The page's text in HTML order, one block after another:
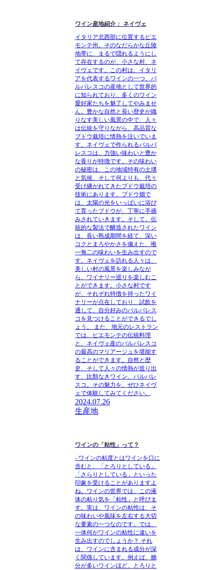
ワイン産地紹介： ネイヴェ
イタリア北西部に位置するピエ
モンテ州。そのなだらかな丘陵
地帯に、まるで隠れるようにし
て存在するのが、小さな村、ネ
イヴェです。この村は、イタリ
アを代表するワインの一つ、バ
ルバレスコの産地として世界的
に知られており、多くのワイン
愛好家たちを魅了してやみませ
ん。豊かな自然と長い歴史が織
りなす美しい風景の中で、人々
は伝統を守りながら、高品質な
ブドウ栽培に情熱を注いでいま
す。ネイヴェで作られるバルバ
レスコは、力強い味わいと豊か
な香りが特徴です。その味わい
の秘密は、この地域特有の土壌
と気候、そして何よりも、代々
受け継がれてきたブドウ栽培の
技術にあります。ブドウ畑で
は、太陽の光をいっぱいに浴び
て育ったブドウが、丁寧に手摘
みされていきます。そして、伝
統的な製法で醸造されたワイン
は、長い熟成期間を経て、深い
コクとまろやかさを備えた、唯
一無二の味わいを生み出すので
す。ネイヴェを訪れる人々は、
美しい村の風景を楽しみなが
ら、ワイナリー巡りを楽しむこ
とができます。小さな村です
が、それぞれ特徴を持ったワイ
ナリーが点在しており、試飲を
通して、自分好みのバルバレス
コを見つけることができるでし
ょう。 また、地元のレストラン
では、ピエモンテの伝統料理
と、ネイヴェ産のバルバレスコ
の最高のマリアージュを堪能す
ることができます。自然と歴
史、そして人々の情熱が造り出
す、比類なきワイン、バルバレ
スコ。その魅力を、ぜひネイヴ
ェで体験してみてください。
2024.07.26
生産地
ワインの「粘性」って？
- ワインの粘度とはワインを口に
含むと、「とろりとしている」
「さらりとしている」といった
印象を受けることがありますよ
ね。ワインの世界では、この液
体の粘り気を「粘性」と呼びま
す。実は、ワインの粘性は、そ
の味わいや風味を左右する大切
な要素の一つなのです。では、
一体何がワインの粘性に違いを
生み出すのでしょうか？ それ
は、ワインに含まれる成分が深
く関係しています。例えば、糖
分が多いワインほど、とろりと